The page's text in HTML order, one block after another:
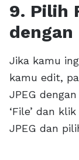
9. Pilih
Jika kamu
kamu edit,
JPEG
‘File’ dan
JPEG dan